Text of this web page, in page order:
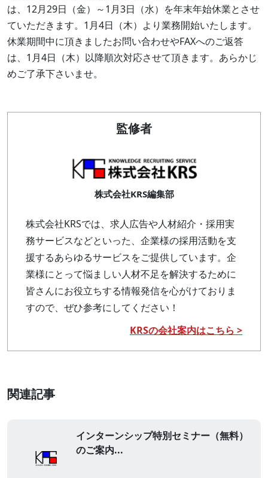
は、12月29日（金）～1月3日（水）を年末年始休業とさせ
ていただきます。1月4日（木）より業務開始いたします。
休業期間中に頂きましたお問い合わせやFAXへのご返答
は、1月4日（木）以降順次対応させて頂きます。あらかじ
めご了承下さいませ。
監修者
株式会社KRS編集部
株式会社KRSでは、求人広告や人材紹介・採用実
務サービスなどといった、企業様の採用活動を支
援するあらゆるサービスをご提供しています。企
業様にとって悩ましい人材不足を解決するために
皆さんにお役立ちする情報発信を心がけておりま
すので、ぜひ参考にしてください！
KRSの会社案内はこちら >
関連記事
インターンシップ特別セミナー（無料）
のご案内...